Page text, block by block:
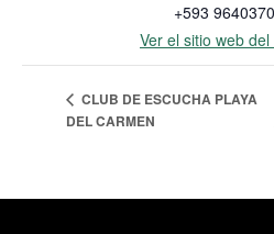
+593
Ver el sitio web del
CLUB DE ESCUCHA PLAYA
DEL CARMEN